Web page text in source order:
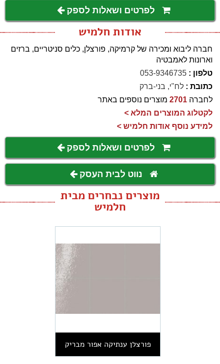
לפרטים ושאלות לספק
אודות חלמיש
חברה ליבוא ומכירה של קרמיקה, פורצלן, כלים סניטריים, ברזים
וארונות לאמבטיה
טלפון : 053-9346735
כתובת : לח"י, בני-ברק
לחברה 2701 מוצרים נוספים באתר
לקטלוג המוצרים המלא >
למידע נוסף אודות חלמיש >
לפרטים ושאלות לספק
נווט לבית העסק
מוצרים נבחרים מבית
חלמיש
פורצלן ענתיקה אפור מבריק